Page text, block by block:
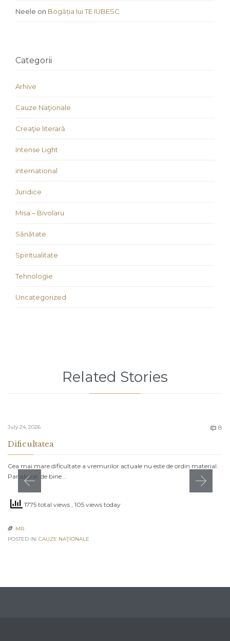
Neele on Bogăția lui TE IUBESC
Categorii
Arhive
Cauze Naţionale
Creaţie literară
Intense Light
international
Juridice
Misa – Bivolaru
Sănătate
Spiritualitate
Tehnologie
Uncategorized
Related Stories
July 24, 2026  8
Dificultatea
Cea mai mare dificultate a vremurilor actuale nu este de ordin material.
Paradoxal, de bine…
1775 total views , 105 views today
 MR
POSTED IN: CAUZE NAŢIONALE